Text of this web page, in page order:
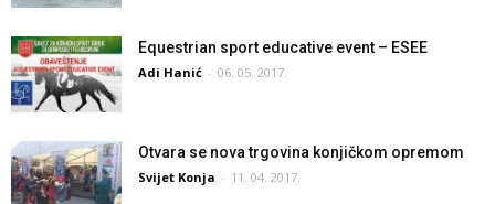
Equestrian sport educative event – ESEE
Adi Hanić - 06. 05. 2017.
Otvara se nova trgovina konjičkom opremom
Svijet Konja - 11. 04. 2017.